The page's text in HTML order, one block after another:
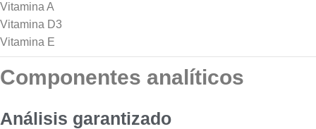
Vitamina A
Vitamina D3
Vitamina E
Componentes analíticos
Análisis garantizado